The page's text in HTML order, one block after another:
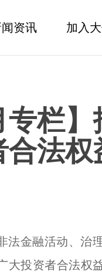
资讯 加入
专栏
法权
法金融活动、治
大投资者合法权